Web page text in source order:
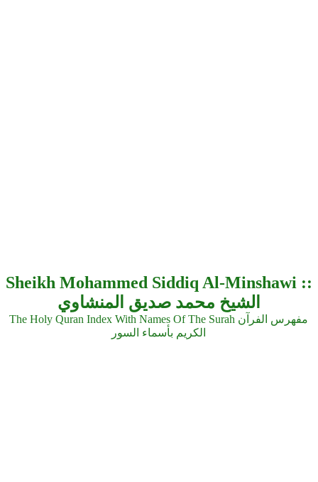
Sheikh Mohammed Siddiq Al-Minshawi ::
الشيخ محمد صديق المنشاوي
The Holy Quran Index With Names Of The Surah مفهرس الفرآن
الكريم بأسماء السور